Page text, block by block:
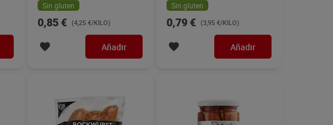
Sin gluten
0,85 € (4,25 €/KILO)
Añadir
Sin gluten
0,79 € (3,95 €/KILO)
Añadir